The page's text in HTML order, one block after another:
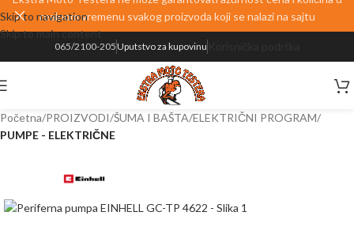
Skip to navigation
Skip to main content
realnom vremenu svakog proizvoda koji se nalazi na sajtu
065/2100-205Uputstvo za kupovinu
Početna PROIZVODI ŠUMA I BAŠTA ELEKTRIČNI PROGRAM
PUMPE - ELEKTRIČNE